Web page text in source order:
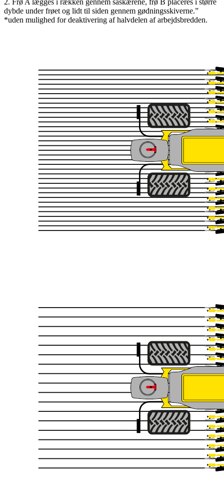
dybde under frøet og lidt til siden gennem gødningsskiverne.”
*uden mulighed for deaktivering af halvdelen af arbejdsbredden.